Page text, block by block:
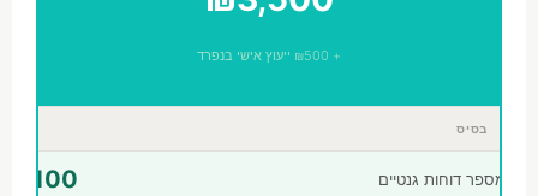
+ ₪500 ייעוץ אישי בנפרד
בסיס
מספר דוחות גנטיים 100